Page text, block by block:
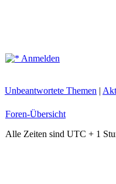
Anmelden
Unbeantwortete Themen |
Foren-Übersicht
Alle Zeiten sind UTC + 1